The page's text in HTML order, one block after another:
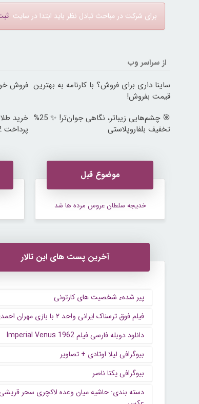
برای شرکت در مباحث تبادل نظر باید ابتدا در سایت
از سراسر وب
ساینا داری برای فروش؟ با کارنامه به بهترین
قیمت بفروش!
فروش
🎯 چشم‌هایی زیباتر، نگاهی جوان‌تر! ✨ 25%
تخفیف بلفاروپلاستی
خرید
پرداخت 12 ماهه )
موضوع قبل
خدیجه سلطان عروس مرده ها شد
آخرین پست های این تالار
پیر شدهء شخصیت های کارتونی
فیلم فوق ترسناک ایرانی واحد ۲ با بازی مهران احمدی
دانلود دوبله فارسی فیلم Imperial Venus 1962
بیوگرافی لیلا اوتادی + تصاویر
بیوگرافی یکتا ناصر
دسته بندی: حاشیه میان وعده لاکچری سحر